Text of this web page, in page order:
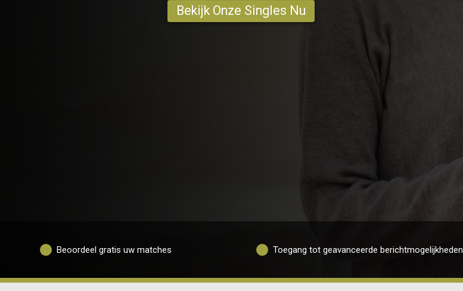
Bekijk Onze Singles Nu
Beoordeel gratis uw matches Toegang tot geavanceerde berichtmogelijkheden